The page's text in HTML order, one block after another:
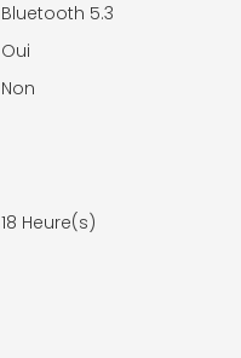
Bluetooth 5.3
Oui
Non
18 Heure(s)